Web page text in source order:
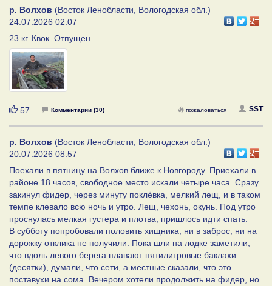
р. Волхов (Восток Ленобласти, Вологодская обл.)
24.07.2026 02:07
23 кг. Квок. Отпущен
Нравится
57 Комментарии (30) SST
пожаловаться
р. Волхов (Восток Ленобласти, Вологодская обл.)
20.07.2026 08:57
Поехали в пятницу на Волхов ближе к Новгороду. Приехали в
районе 18 часов, свободное место искали четыре часа. Сразу
закинул фидер, через минуту поклёвка, мелкий лещ, и в таком
темпе клевало всю ночь и утро. Лещ, чехонь, окунь. Под утро
проснулась мелкая густера и плотва, пришлось идти спать.
В субботу попробовали половить хищника, ни в заброс, ни на
дорожку отклика не получили. Пока шли на лодке заметили,
что вдоль левого берега плавают пятилитровые баклахи
(десятки), думали, что сети, а местные сказали, что это
поставухи на сома. Вечером хотели продолжить на фидер, но